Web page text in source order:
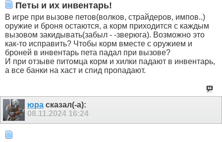
Петы и их инвентарь!
В игре при вызове петов(волков, страйдеров, импов..)
оружие и броня остаются, а корм приходится с каждым
вызовом закидывать(забыл - -зверюга). Возможно это
как-то исправить? Чтобы корм вместе с оружием и
броней в инвентарь пета падал при вызове?
И при отзыве питомца корм и хилки падают в инвентарь,
а все банки на хаст и спид пропадают.
юра сказал(-а):
08.11.2024 16:24